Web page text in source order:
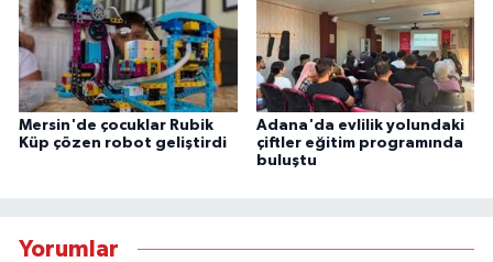
Mersin'de çocuklar Rubik
Küp çözen robot geliştirdi
Adana'da evlilik yolundaki
çiftler eğitim programında
buluştu
Yorumlar